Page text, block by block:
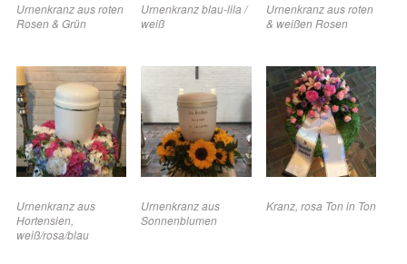
Urnenkranz aus roten
Rosen & Grün
Urnenkranz blau-lila /
weiß
Urnenkranz aus roten
& weißen Rosen
Urnenkranz aus
Hortensien,
weiß/rosa/blau
Urnenkranz aus
Sonnenblumen
Kranz, rosa Ton in Ton